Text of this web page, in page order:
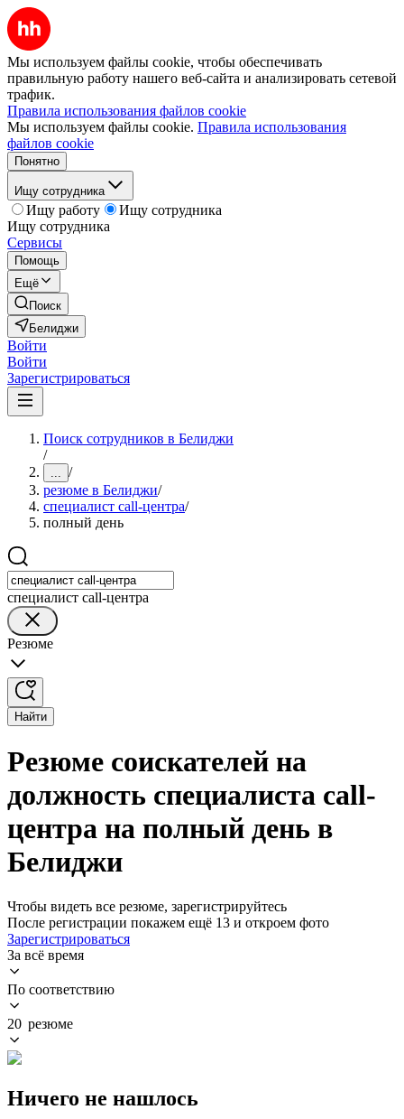
Мы используем файлы cookie, чтобы обеспечивать
правильную работу нашего веб-сайта и анализировать сетевой
трафик.
Правила использования файлов cookie
Мы используем файлы cookie. Правила использования
файлов cookie
Понятно
Ищу сотрудника
Ищу работу
Ищу сотрудника
Ищу сотрудника
Сервисы
Помощь
Ещё
Поиск
Белиджи
Войти
Войти
Зарегистрироваться
Поиск сотрудников в Белиджи
/
... /
резюме в Белиджи/
специалист call-центра/
полный день
специалист call-центра
Резюме
Найти
Резюме соискателей на
должность специалиста call-
центра на полный день в
Белиджи
Чтобы видеть все резюме, зарегистрируйтесь
После регистрации покажем ещё 13 и откроем фото
Зарегистрироваться
За всё время
По соответствию
20 резюме
Ничего не нашлось